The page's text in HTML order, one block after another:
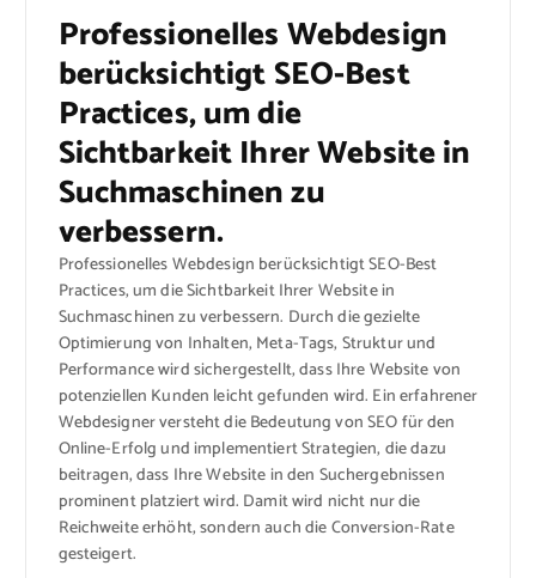
Professionelles Webdesign
berücksichtigt SEO-Best
Practices, um die
Sichtbarkeit Ihrer Website in
Suchmaschinen zu
verbessern.
Professionelles Webdesign berücksichtigt SEO-Best
Practices, um die Sichtbarkeit Ihrer Website in
Suchmaschinen zu verbessern. Durch die gezielte
Optimierung von Inhalten, Meta-Tags, Struktur und
Performance wird sichergestellt, dass Ihre Website von
potenziellen Kunden leicht gefunden wird. Ein erfahrener
Webdesigner versteht die Bedeutung von SEO für den
Online-Erfolg und implementiert Strategien, die dazu
beitragen, dass Ihre Website in den Suchergebnissen
prominent platziert wird. Damit wird nicht nur die
Reichweite erhöht, sondern auch die Conversion-Rate
gesteigert.